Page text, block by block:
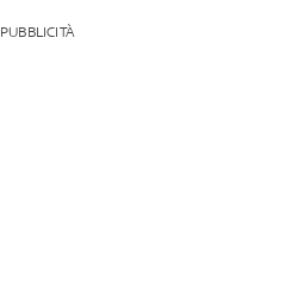
PUBBLICITÀ